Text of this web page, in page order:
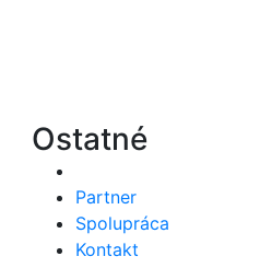
Ostatné
Partner
Spolupráca
Kontakt